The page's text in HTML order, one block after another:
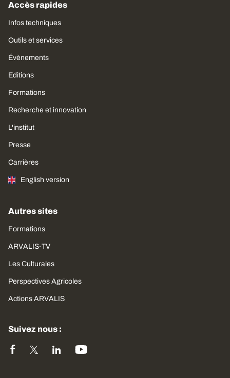
Accès rapides
Infos techniques
Outils et services
Évènements
Editions
Formations
Recherche et innovation
L'institut
Presse
Carrières
English version
Autres sites
Formations
ARVALIS-TV
Les Culturales
Perspectives Agricoles
Actions ARVALIS
Suivez nous :